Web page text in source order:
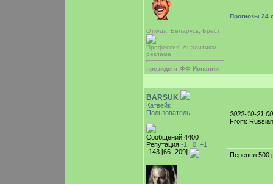
Откуда: Беларусь, Брест
Профессия: Аналитика/
реклама
президент ФФ Испании
-----------
Прогнозы 24
BARSUK
Катвейк
Пользователь
Сообщений 4400
Репутация -1 | 0 |+1
-143 [66 -209]
2022-10-21
From:
Перевел 500
-----------